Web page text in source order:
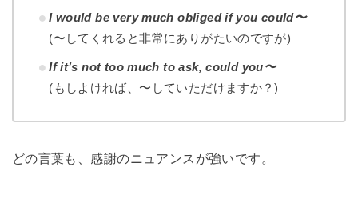
I would be very much obliged if you could〜
(〜してくれると非常にありがたいのですが)
If it’s not too much to ask, could you〜
(もしよければ、〜していただけますか？)
どの言葉も、感謝のニュアンスが強いです。